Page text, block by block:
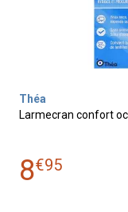
Théa
Larmecran confort
8€95